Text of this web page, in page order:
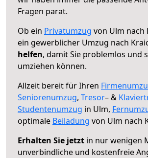
Fragen parat.
Ob ein Privatumzug von Ulm nach
ein gewerblicher Umzug nach
helfen, damit Sie problemlos und
umziehen können.
Allzeit bereit für Ihren
Seniorenumzug, Tresor– &
Studentenumzug in Ulm,
optimale Beiladung von Ulm nach
Erhalten Sie jetzt in nur wenigen
unverbindliche und kostenfreie